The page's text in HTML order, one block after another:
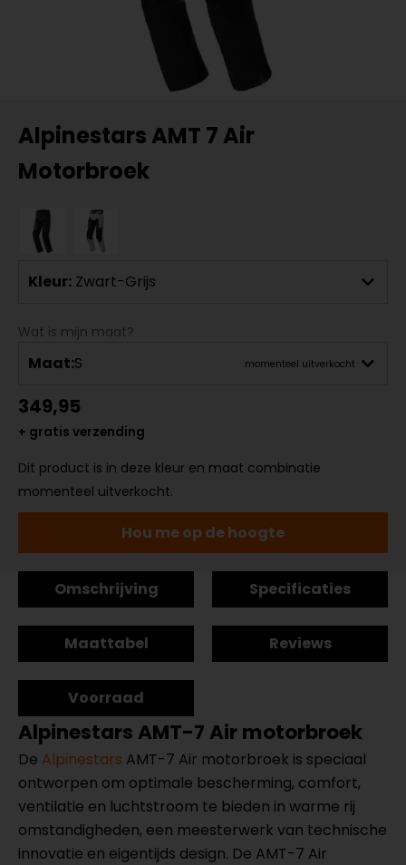
Alpinestars AMT 7 Air
Motorbroek
Kleur: Zwart-Grijs
Wat is mijn maat?
Maat:S momenteel uitverkocht
349,95
+ gratis verzending
Dit product is in deze kleur en maat combinatie
momenteel uitverkocht.
Hou me op de hoogte
Omschrijving Specificaties
Maattabel Reviews
Voorraad
Alpinestars AMT-7 Air motorbroek
De Alpinestars AMT-7 Air motorbroek is speciaal
ontworpen om optimale bescherming, comfort,
ventilatie en luchtstroom te bieden in warme rij
omstandigheden, een meesterwerk van technische
innovatie en eigentijds design. De AMT-7 Air